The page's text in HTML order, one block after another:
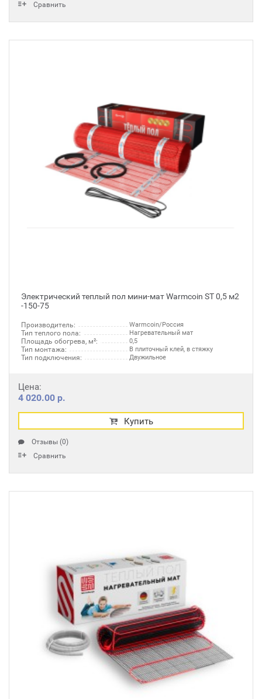
Сравнить
Электрический теплый пол мини-мат Warmcoin ST 0,5 м2
-150-75
Производитель: Warmcoin/Россия
Тип теплого пола: Нагревательный мат
Площадь обогрева, м²: 0,5
Тип монтажа: В плиточный клей, в стяжку
Тип подключения: Двужильное
Цена:
4 020.00 р.
Купить
Отзывы (0)
Сравнить